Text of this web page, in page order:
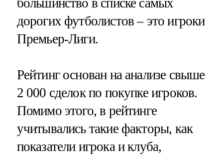
дорогих футболистов – это игроки
Премьер-Лиги.
Рейтинг основан на анализе свыше
2 000 сделок по покупке игроков.
Помимо этого, в рейтинге
учитывались такие факторы, как
показатели игрока и клуба,